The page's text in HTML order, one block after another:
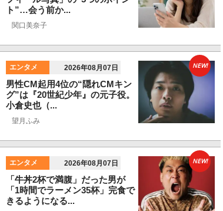
ト”…会う前か...
関口美奈子
エンタメ 2026年08月07日
男性CM起用4位の“隠れCMキン
グ”は『20世紀少年』の元子役。
小倉史也（...
望月ふみ
NEW!
エンタメ 2026年08月07日
「牛丼2杯で満腹」だった男が
「1時間でラーメン35杯」完食で
きるようになる...
NEW!